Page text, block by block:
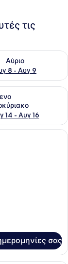
τις
- Αυγ 8
Αύριο
8 - Αυγ 9
14 - Αυγ 16
ξενοδοχείου με ένα
σας